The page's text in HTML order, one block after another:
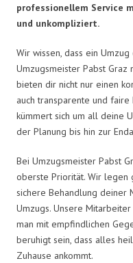
professionellem Service
und unkompliziert.
Wir wissen, dass ein
Umzugsmeister Pabst Graz
bieten dir nicht nur einen
auch transparente und
kümmert sich um all deine
der Planung bis hin zur
Bei Umzugsmeister Pabst
oberste Priorität. Wir
sichere Behandlung deiner
Umzugs. Unsere
man mit empfindlichen
beruhigt sein, dass alles
Zuhause ankommt.